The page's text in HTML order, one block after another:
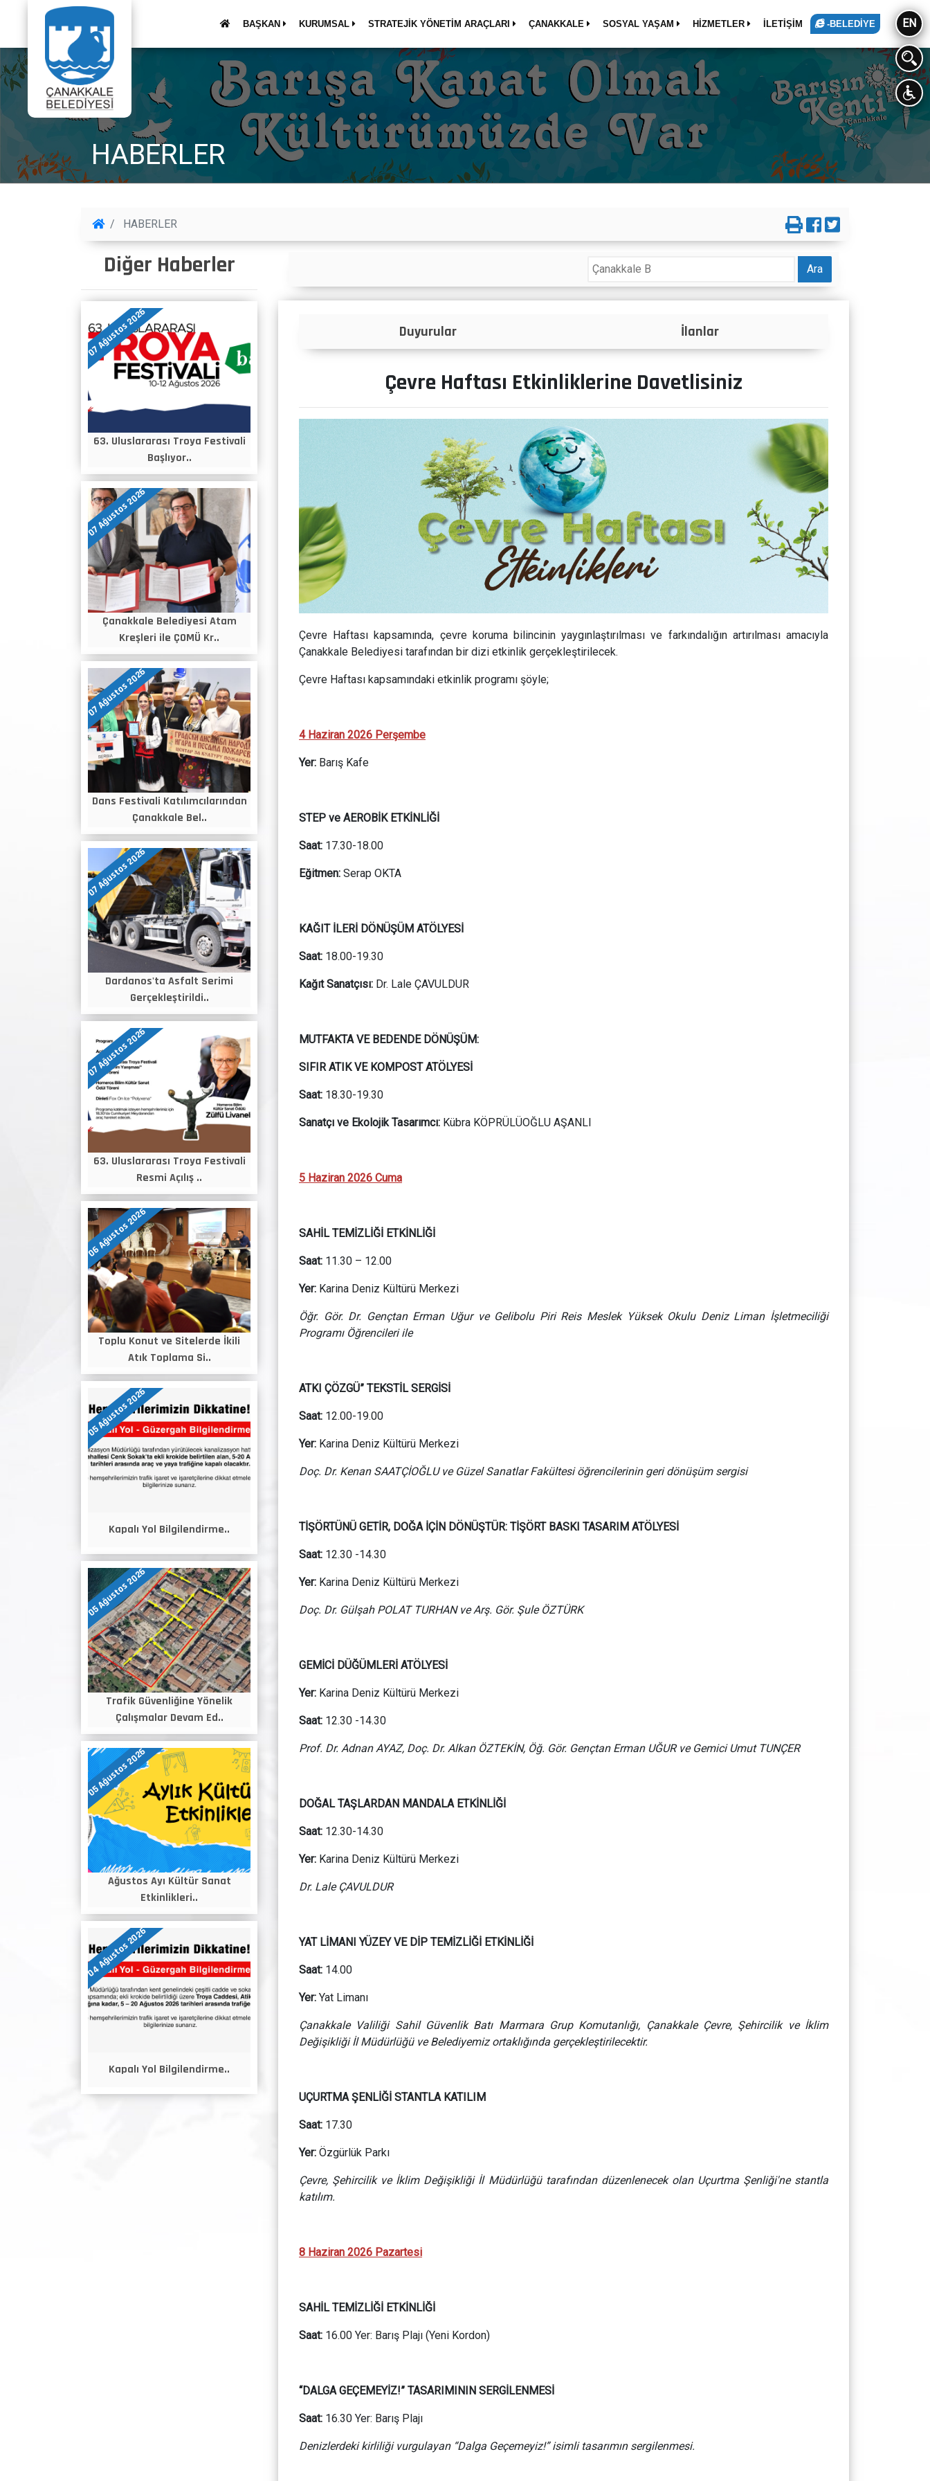
BAŞKAN KURUMSAL STRATEJİK YÖNETİM ARAÇLARI ÇANAKKALE SOSYAL YAŞAM HİZMETLER İLETİŞİM -BELEDİYE EN
HABERLER
HABERLER
Diğer Haberler
07 Ağustos 2026
63. Uluslararası Troya Festivali
Başlıyor..
07 Ağustos 2026
Çanakkale Belediyesi Atam
Kreşleri ile ÇOMÜ Kr..
07 Ağustos 2026
Dans Festivali Katılımcılarından
Çanakkale Bel..
07 Ağustos 2026
Dardanos'ta Asfalt Serimi
Gerçekleştirildi..
07 Ağustos 2026
63. Uluslararası Troya Festivali
Resmi Açılış ..
06 Ağustos 2026
Toplu Konut ve Sitelerde İkili
Atık Toplama Si..
05 Ağustos 2026
Kapalı Yol Bilgilendirme..
05 Ağustos 2026
Trafik Güvenliğine Yönelik
Çalışmalar Devam Ed..
05 Ağustos 2026
Ağustos Ayı Kültür Sanat
Etkinlikleri..
04 Ağustos 2026
Kapalı Yol Bilgilendirme..
Ara
Duyurular İlanlar Projeler
Çevre Haftası Etkinliklerine Davetlisiniz
Çevre Haftası kapsamında, çevre koruma bilincinin yaygınlaştırılması ve farkındalığın artırılması amacıyla
Çanakkale Belediyesi tarafından bir dizi etkinlik gerçekleştirilecek.
Çevre Haftası kapsamındaki etkinlik programı şöyle;
4 Haziran 2026 Perşembe
Yer: Barış Kafe
STEP ve AEROBİK ETKİNLİĞİ
Saat: 17.30-18.00
Eğitmen: Serap OKTA
KAĞIT İLERİ DÖNÜŞÜM ATÖLYESİ
Saat: 18.00-19.30
Kağıt Sanatçısı: Dr. Lale ÇAVULDUR
MUTFAKTA VE BEDENDE DÖNÜŞÜM:
SIFIR ATIK VE KOMPOST ATÖLYESİ
Saat: 18.30-19.30
Sanatçı ve Ekolojik Tasarımcı: Kübra KÖPRÜLÜOĞLU AŞANLI
5 Haziran 2026 Cuma
SAHİL TEMİZLİĞİ ETKİNLİĞİ
Saat: 11.30 – 12.00
Yer: Karina Deniz Kültürü Merkezi
Öğr. Gör. Dr. Gençtan Erman Uğur ve Gelibolu Piri Reis Meslek Yüksek Okulu Deniz Liman İşletmeciliği
Programı Öğrencileri ile
ATKI ÇÖZGÜ” TEKSTİL SERGİSİ
Saat: 12.00-19.00
Yer: Karina Deniz Kültürü Merkezi
Doç. Dr. Kenan SAATÇİOĞLU ve Güzel Sanatlar Fakültesi öğrencilerinin geri dönüşüm sergisi
TİŞÖRTÜNÜ GETİR, DOĞA İÇİN DÖNÜŞTÜR: TİŞÖRT BASKI TASARIM ATÖLYESİ
Saat: 12.30 -14.30
Yer: Karina Deniz Kültürü Merkezi
Doç. Dr. Gülşah POLAT TURHAN ve Arş. Gör. Şule ÖZTÜRK
GEMİCİ DÜĞÜMLERİ ATÖLYESİ
Yer: Karina Deniz Kültürü Merkezi
Saat: 12.30 -14.30
Prof. Dr. Adnan AYAZ, Doç. Dr. Alkan ÖZTEKİN, Öğ. Gör. Gençtan Erman UĞUR ve Gemici Umut TUNÇER
DOĞAL TAŞLARDAN MANDALA ETKİNLİĞİ
Saat: 12.30-14.30
Yer: Karina Deniz Kültürü Merkezi
Dr. Lale ÇAVULDUR
YAT LİMANI YÜZEY VE DİP TEMİZLİĞİ ETKİNLİĞİ
Saat: 14.00
Yer: Yat Limanı
Çanakkale Valiliği Sahil Güvenlik Batı Marmara Grup Komutanlığı, Çanakkale Çevre, Şehircilik ve İklim
Değişikliği İl Müdürlüğü ve Belediyemiz ortaklığında gerçekleştirilecektir.
UÇURTMA ŞENLİĞİ STANTLA KATILIM
Saat: 17.30
Yer: Özgürlük Parkı
Çevre, Şehircilik ve İklim Değişikliği İl Müdürlüğü tarafından düzenlenecek olan Uçurtma Şenliği'ne stantla
katılım.
8 Haziran 2026 Pazartesi
SAHİL TEMİZLİĞİ ETKİNLİĞİ
Saat: 16.00 Yer: Barış Plajı (Yeni Kordon)
“DALGA GEÇEMEYİZ!” TASARIMININ SERGİLENMESİ
Saat: 16.30 Yer: Barış Plajı
Denizlerdeki kirliliği vurgulayan “Dalga Geçemeyiz!” isimli tasarımın sergilenmesi.